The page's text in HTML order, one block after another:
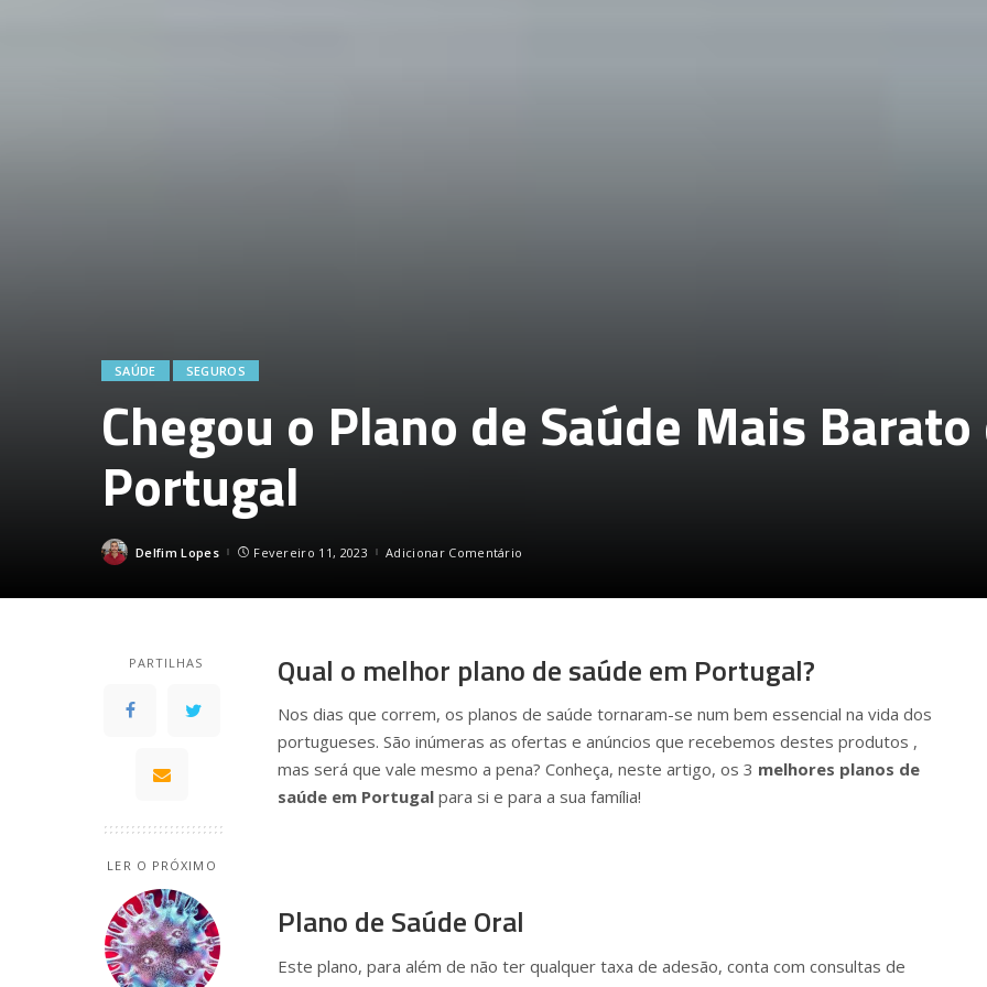
SAÚDE SEGUROS
Chegou o Plano de Saúde Mais
Portugal
Posted
Delfim Lopes Fevereiro 11, 2023 Adicionar Comentário
PARTILHAS
LER O PRÓXIMO
Qual o melhor plano de saúde em Portugal?
Nos dias que correm, os planos de saúde tornaram-se num bem essencial na vida dos
portugueses. São inúmeras as ofertas e anúncios que recebemos destes produtos ,
mas será que vale mesmo a pena? Conheça, neste artigo, os 3 melhores planos de
saúde em Portugal para si e para a sua família!
Plano de Saúde Oral
Este plano, para além de não ter qualquer taxa de adesão, conta com consultas de